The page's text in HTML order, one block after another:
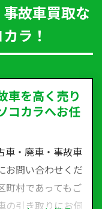
故車買取な
ラ！
車を高く売り
コカラへお任
車・廃車・事故車
お問い合わせくだ
町村であってもご
の引き取りにお伺